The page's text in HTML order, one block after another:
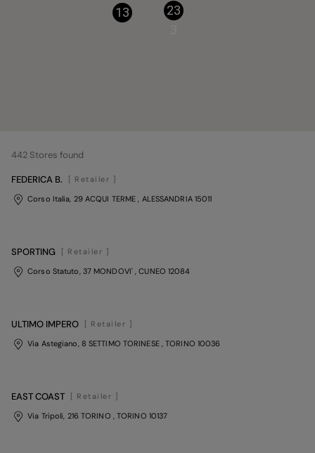
23
13
442 Stores found
FEDERICA B.
[ Retailer ]
Corso Italia, 29 ACQUI TERME, ALESSANDRIA15011
SPORTING
[ Retailer ]
Corso Statuto, 37 MONDOVI', CUNEO 12084
ULTIMO IMPERO
[ Retailer ]
Via Astegiano, 8 SETTIMO TORINESE , TORINO 10036
EAST COAST
[ Retailer ]
Via Tripoli, 216 TORINO , TORINO 10137